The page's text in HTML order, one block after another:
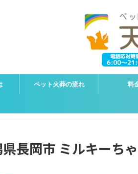
ペット火葬の流れ 料
県長岡市 ミルキー